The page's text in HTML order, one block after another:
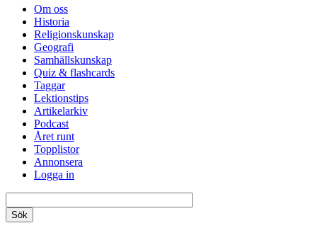
Om oss
Historia
Religionskunskap
Geografi
Samhällskunskap
Quiz & flashcards
Taggar
Lektionstips
Artikelarkiv
Podcast
Året runt
Topplistor
Annonsera
Logga in